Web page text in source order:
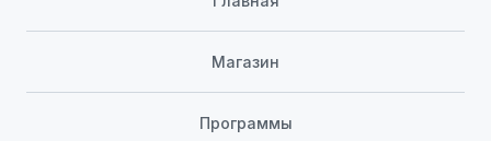
Магазин
Программы